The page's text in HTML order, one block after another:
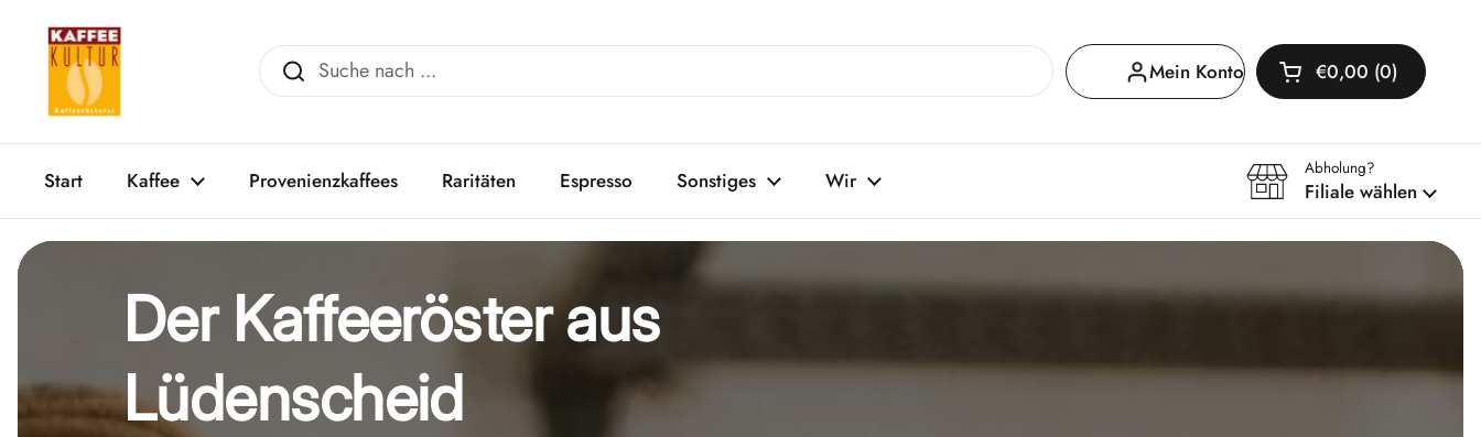
Mein Konto Warenkorb öffnen
Warenkorb
€0,00 0
im Warenkorb
Start Kaffee Provenienzkaffees Raritäten Espresso Sonstiges Wir Abholung?
Filiale wählen
Der Kaffeeröster aus
Lüdenscheid